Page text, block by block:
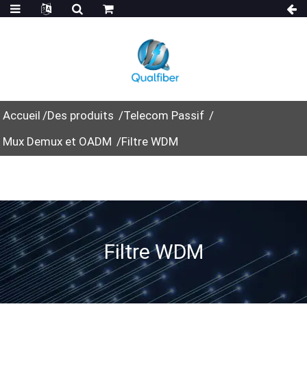
Accueil Des produits
Telecom Passif
Mux Demux et OADM
Filtre WDM
Filtre WDM